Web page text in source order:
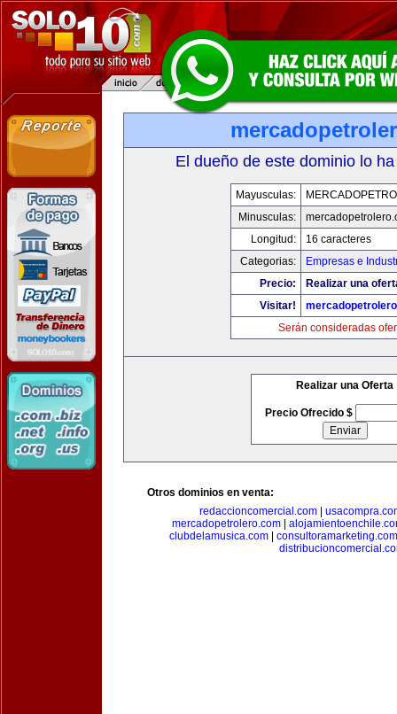
El dueño de este dominio lo
Mayusculas:
Minusculas:
Longitud:
16 caracteres
Categorias:
Empresas e
Precio:
Realizar una
Visitar!
Serán consideradas
Realizar una Oferta
Precio Ofrecido $
Otros dominios en venta:
redaccioncomercial.com
mercadopetrolero.com|
clubdelamusica.com
consultoramarketing.com